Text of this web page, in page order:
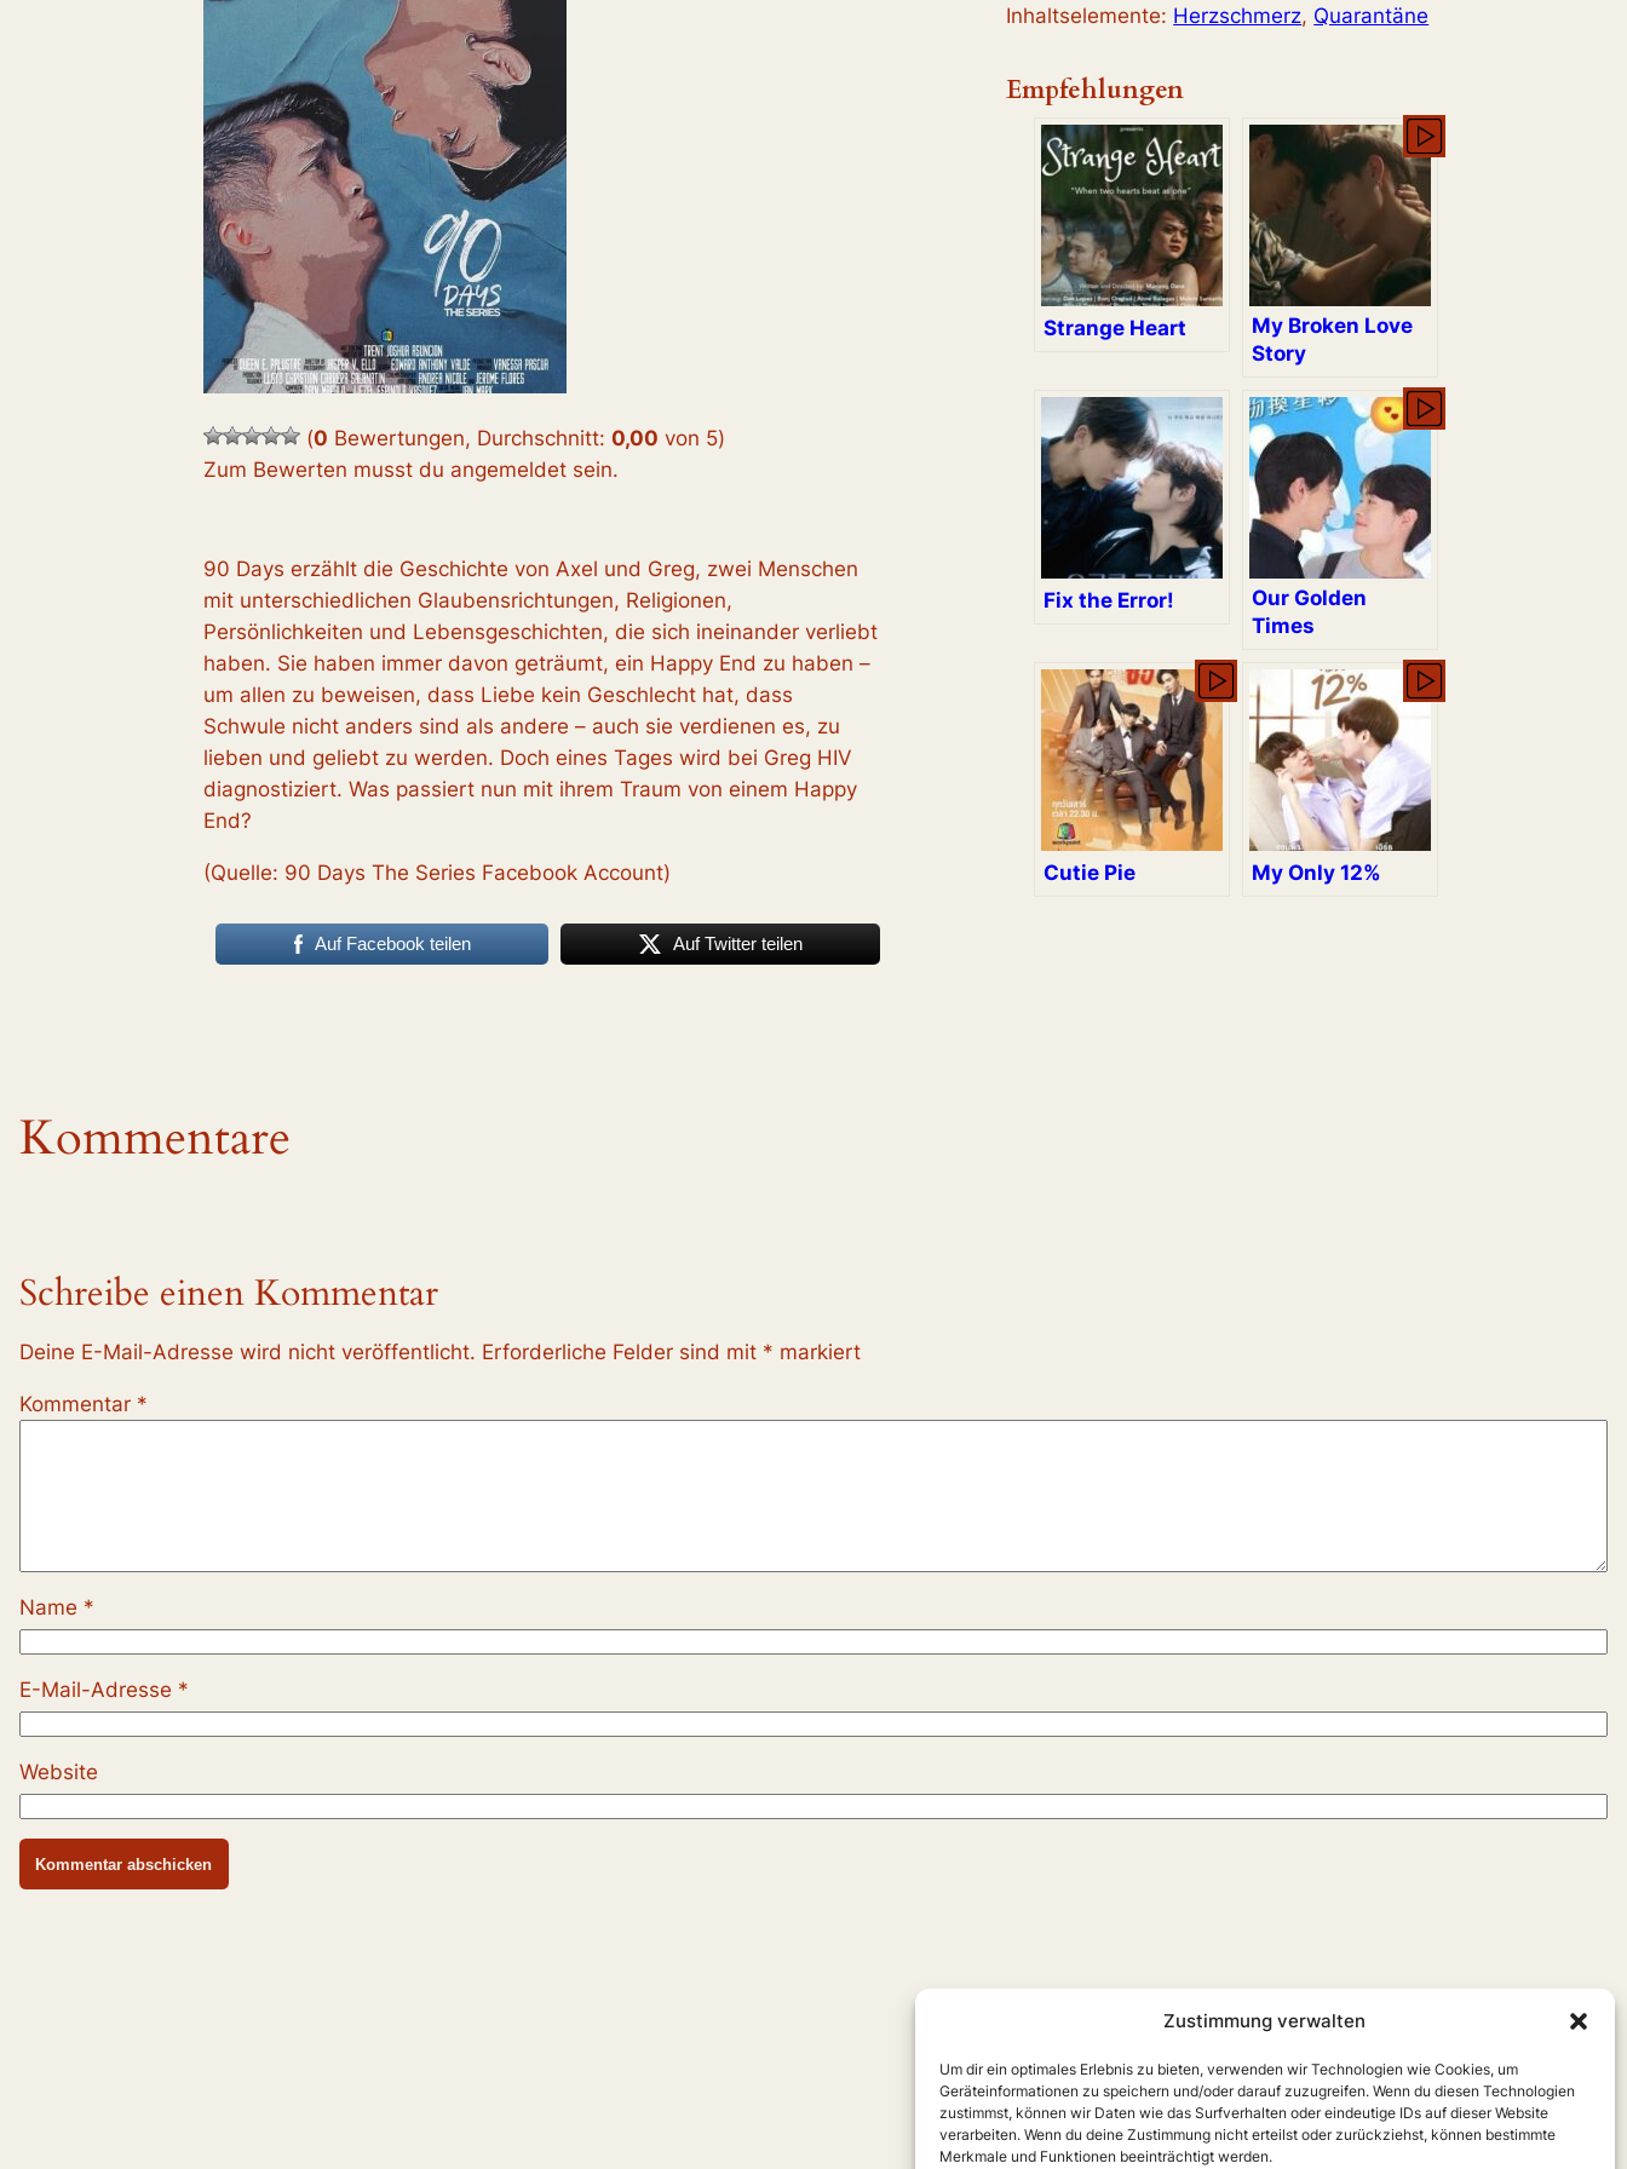
Zustimmung verwalten
Um dir ein optimales Erlebnis zu bieten, verwenden wir Technologien wie Cookies, um
Geräteinformationen zu speichern und/oder darauf zuzugreifen. Wenn du diesen Technologien
zustimmst, können wir Daten wie das Surfverhalten oder eindeutige IDs auf dieser Website
verarbeiten. Wenn du deine Zustimmung nicht erteilst oder zurückziehst, können bestimmte
Merkmale und Funktionen beeinträchtigt werden.
(0 Bewertungen, Durchschnitt: 0,00 von 5)
Zum Bewerten musst du angemeldet sein.
90 Days erzählt die Geschichte von Axel und Greg, zwei Menschen
mit unterschiedlichen Glaubensrichtungen, Religionen,
Persönlichkeiten und Lebensgeschichten, die sich ineinander verliebt
haben. Sie haben immer davon geträumt, ein Happy End zu haben –
um allen zu beweisen, dass Liebe kein Geschlecht hat, dass
Schwule nicht anders sind als andere – auch sie verdienen es, zu
lieben und geliebt zu werden. Doch eines Tages wird bei Greg HIV
diagnostiziert. Was passiert nun mit ihrem Traum von einem Happy
End?
(Quelle: 90 Days The Series Facebook Account)
Auf Facebook teilen Auf Twitter teilen
Inhaltselemente: Herzschmerz, Quarantäne
Empfehlungen
Strange Heart
My Broken Love
Story
Fix the Error!
Our Golden
Times
Cutie Pie My Only 12%
Kommentare
Schreibe einen Kommentar
Deine E-Mail-Adresse wird nicht veröffentlicht. Erforderliche Felder sind mit * markiert
Kommentar *
Name *
E-Mail-Adresse *
Website